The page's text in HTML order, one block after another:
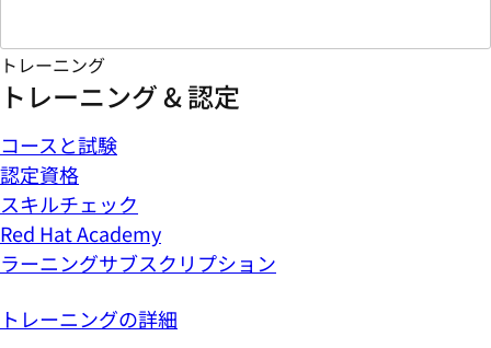
トレーニング
トレーニング & 認定
コースと試験
認定資格
スキルチェック
Red Hat Academy
ラーニングサブスクリプション
トレーニングの詳細